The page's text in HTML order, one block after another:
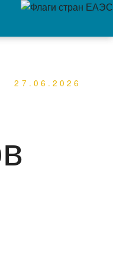
27.06.2026